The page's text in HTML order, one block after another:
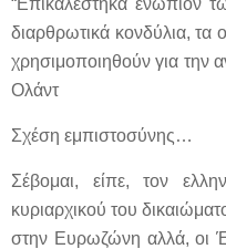
“Επικαλέστηκα ενώπιον
διαρθρωτικά κονδύλια,
χρησιμοποιηθούν για την
Ολάντ
Σχέση εμπιστοσύνης…
Σέβομαι, είπε, τον
κυριαρχικού του
στην Ευρωζώνη αλλά, οι